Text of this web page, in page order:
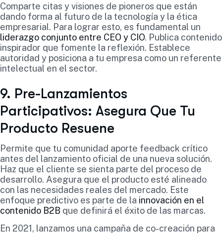
Comparte citas y visiones de pioneros que están
dando forma al futuro de la tecnología y la ética
empresarial. Para lograr esto, es fundamental un
liderazgo conjunto entre CEO y CIO. Publica contenido
inspirador que fomente la reflexión. Establece
autoridad y posiciona a tu empresa como un referente
intelectual en el sector.
9. Pre-Lanzamientos
Participativos: Asegura Que Tu
Producto Resuene
Permite que tu comunidad aporte feedback crítico
antes del lanzamiento oficial de una nueva solución.
Haz que el cliente se sienta parte del proceso de
desarrollo. Asegura que el producto esté alineado
con las necesidades reales del mercado. Este
enfoque predictivo es parte de la innovación en el
contenido B2B que definirá el éxito de las marcas.
En 2021, lanzamos una campaña de co-creación para